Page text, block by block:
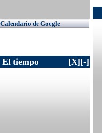
Calendario de Google
El tiempo [-]
[X]